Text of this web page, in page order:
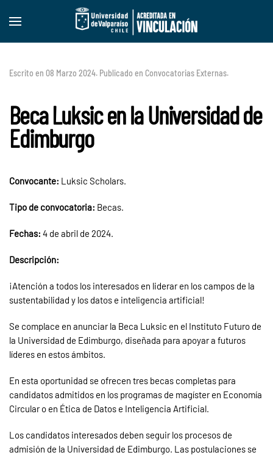
Skip to main content
Escrito en 08 Marzo 2024. Publicado en Convocatorias Externas.
Beca Luksic en la Universidad de
Edimburgo
Convocante: Luksic Scholars.
Tipo de convocatoria: Becas.
Fechas: 4 de abril de 2024.
Descripción:
¡Atención a todos los interesados en liderar en los campos de la
sustentabilidad y los datos e inteligencia artificial!
Se complace en anunciar la Beca Luksic en el Instituto Futuro de
la Universidad de Edimburgo, diseñada para apoyar a futuros
líderes en estos ámbitos.
En esta oportunidad se ofrecen tres becas completas para
candidatos admitidos en los programas de magíster en Economía
Circular o en Ética de Datos e Inteligencia Artificial.
Los candidatos interesados deben seguir los procesos de
admisión de la Universidad de Edimburgo. Las postulaciones se